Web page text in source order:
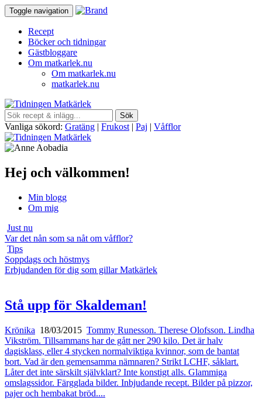
Toggle navigation
Recept
Böcker och tidningar
Gästbloggare
Om matkarlek.nu
Om matkarlek.nu
matkarlek.nu
Vanliga sökord: Gratäng | Frukost | Paj | Våfflor
Hej och välkommen!
Min blogg
Om mig
Just nu
Var det nån som sa nåt om våfflor?
Tips
Soppdags och höstmys
Erbjudanden för dig som gillar Matkärlek
Stå upp för Skaldeman!
Krönika 18/03/2015 Tommy Runesson. Therese Olofsson. Lindha
Vikström. Tillsammans har de gått ner 290 kilo. Det är halv
dagisklass, eller 4 stycken normalviktiga kvinnor, som de bantat
bort. Vad är den gemensamma nämnaren? Strikt LCHF, såklart.
Låter det inte särskilt självklart? Inte konstigt alls. Glammiga
omslagssidor. Färgglada bilder. Inbjudande recept. Bilder på pizzor,
pajer och hembakat bröd....